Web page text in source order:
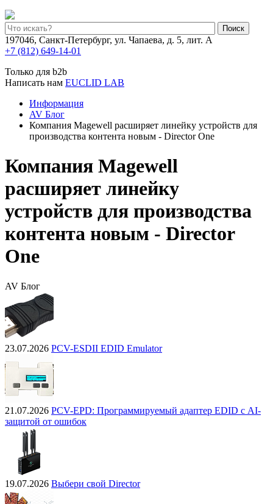
Поиск
197046, Санкт-Петербург, ул. Чапаева, д. 5, лит. А
+7 (812) 649-14-01
Только для b2b
Написать нам EUCLID LAB
Информация
AV Блог
Компания Magewell расширяет линейку устройств для
производства контента новым - Director One
Компания Magewell
расширяет линейку
устройств для производства
контента новым - Director
One
AV Блог
23.07.2026 PCV-ESDII EDID Emulator
21.07.2026 PCV-EPD: Программируемый адаптер EDID с AI-
защитой от ошибок
19.07.2026 Выбери свой Director